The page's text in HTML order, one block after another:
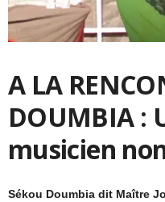
A LA
DOUMBIA :
musicien
Sékou Doumbia dit Maître